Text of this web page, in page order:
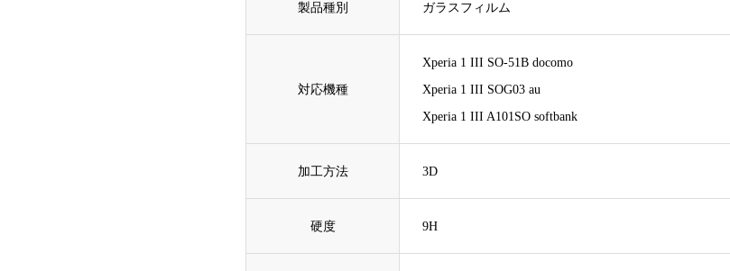
製品種別 ガラスフィルム
対応機種
Xperia 1 III SO-51B docomo
Xperia 1 III SOG03 au
Xperia 1 III A101SO softbank
加工方法 3D
硬度 9H